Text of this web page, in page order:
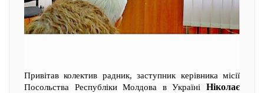
Привітав колектив радник, заступник керівника місії
Посольства Республіки Молдова в Україні Ніколає